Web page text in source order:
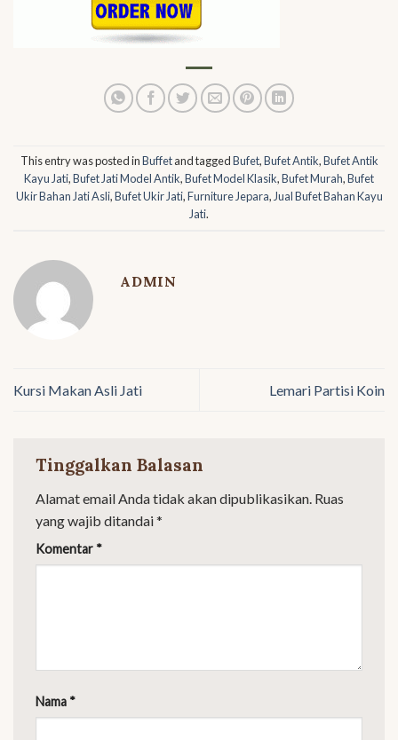
This entry was posted inBuffetand taggedBufet,Bufet Antik,Bufet Antik
Kayu Jati,Bufet Jati Model Antik,Bufet Model Klasik,Bufet Murah,Bufet
Ukir Bahan Jati Asli,Bufet Ukir Jati,Furniture Jepara,Jual Bufet Bahan Kayu
Jati.
ADMIN
Kursi Makan Asli Jati Lemari Partisi Koin
Tinggalkan Balasan
Alamat email Anda tidak akan dipublikasikan. Ruas
yang wajib ditandai*
Komentar *
Nama *